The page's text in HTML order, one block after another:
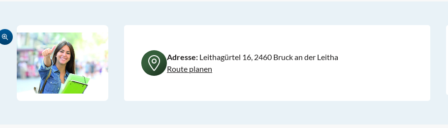
Adresse: Leithagürtel 16, 2460 Bruck an der Leitha
Route planen